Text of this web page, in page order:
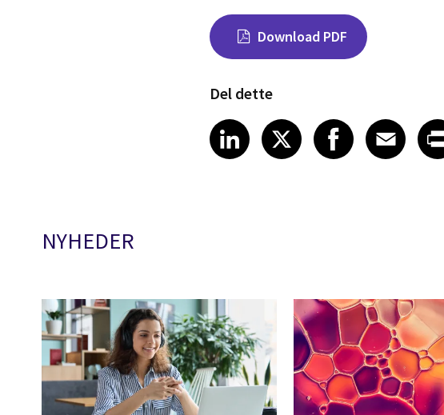
Download PDF
Del dette
Share on LinkedIn
LinkedIn
Share on X
XShare on
Share
NYHEDER